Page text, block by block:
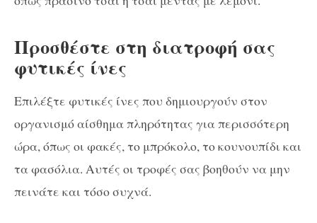
Προσθέστε στη διατροφή σας
φυτικές ίνες
Επιλέξτε φυτικές ίνες που δημιουργούν στον
οργανισμό αίσθημα πληρότητας για περισσότερη
ώρα, όπως οι φακές, το μπρόκολο, το κουνουπίδι και
τα φασόλια. Αυτές οι τροφές σας βοηθούν να μην
πεινάτε και τόσο συχνά.